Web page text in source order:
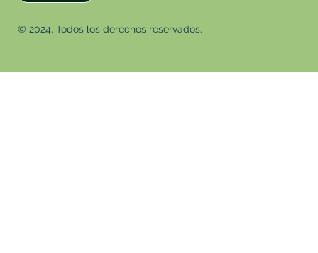
© 2024. Todos los derechos reservados.